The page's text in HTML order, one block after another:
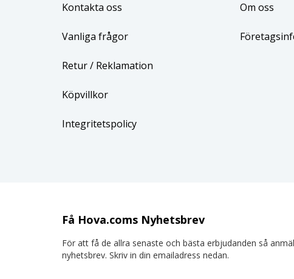
Kontakta oss
Vanliga frågor
Retur/ Reklamation
Köpvillkor
Integritetspolicy
Om oss
Få Hova.coms Nyhetsbrev
För att få de allra senaste och bästa erbjudanden så
nyhetsbrev. Skriv in din emailadress nedan.